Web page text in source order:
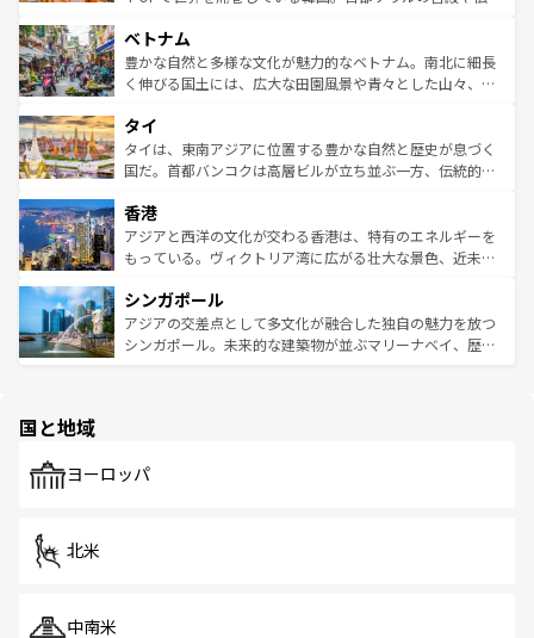
参照してほしい。
容にもいいと評判のスイーツなど、バラエティ豊かな料理
が味わえる。 なお、新着の台湾情報は コンテンツ一覧を参
照してほしい。
き、地方に足を延ばせば四季折々の自然美を楽しむことが
できる。そして、キムチや焼肉、絶品のストリートフード
まで、さまざまな韓国料理が待っている。夜には、韓国な
リティに包まれながら、韓国の多彩な魅力を心ゆくまで味
わってみてほしい。 なお、新着の韓国情報はコンテンツ一
覧を参照してほしい。
ベトナム
豊かな自然と多様な文化が魅力的なベトナム。南北に細長
く伸びる国土には、広大な田園風景や青々とした山々、世
急速な発展と共に伝統が息づく。ハノイの古い町並みやホ
ーチミン市のフランス統治時代の建物も、独特の雰囲気を
醸し出している。また、バラエティの豊かさとおいしさで
とつ。フォーやバインミー、ベトナムコーヒーなどは、ぜ
ひ現地で味わいたい。どの地域を訪れてもあたたかい人々
が旅行者を迎えてくれるので、きっと忘れられない旅にな
参照してほしい。
タイ
タイは、東南アジアに位置する豊かな自然と歴史が息づく
国だ。首都バンコクは高層ビルが立ち並ぶ一方、伝統的な
の活気が交差している。北部ではチェンマイなどの山岳地
帯で自然と触れ合い、南部ではプーケットやクラビの美し
いビーチでリゾート気分を楽しむことができる。タイ料理
激する。気候は一年中温暖で、どの季節にも異なる楽しみ
が待っている。親しみやすいタイの人々、仏教を中心とし
た文化、そして多様な観光資源が、訪れる旅人を魅了し続
香港
アジアと西洋の文化が交わる香港は、特有のエネルギーを
もっている。ヴィクトリア湾に広がる壮大な景色、近未来
み、どこを訪れても感動するはず。観光スポットが密集し
ており、効率よく見どころを回れるのも魅力。息をのむよ
うな絶景から文化的な体験まで、香港を存分に楽しみ尽く
シンガポール
アジアの交差点として多文化が融合した独自の魅力を放つ
シンガポール。未来的な建築物が並ぶマリーナベイ、歴史
で、ホーカーズは地元の風情を楽しめる外せないスポット
国と地域
ヨーロッパ
北米
中南米